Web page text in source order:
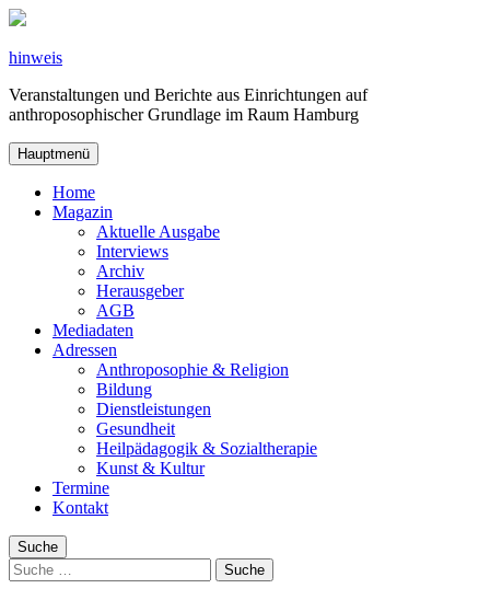
Zum
springen
hinweis
Veranstaltungen und Berichte aus Einrichtungen auf
anthroposophischer Grundlage im Raum Hamburg
Hauptmenü
Home
Magazin
Aktuelle Ausgabe
Interviews
Archiv
Herausgeber
AGB
Mediadaten
Adressen
Anthroposophie & Religion
Bildung
Dienstleistungen
Gesundheit
Heilpädagogik & Sozialtherapie
Kunst & Kultur
Termine
Kontakt
Suche
Suchen
nach: